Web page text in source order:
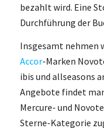
bezahlt wird. Eine
Durchführung der
Insgesamt nehmen
Accor-Marken
ibis und allseasons
Angebote findet
Mercure- und
Sterne-Kategorie